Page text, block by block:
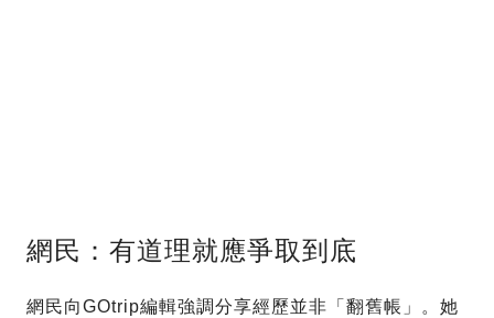
網民：有道理就應爭取到底
網民向GOtrip編輯強調分享經歷並非「翻舊帳」。她